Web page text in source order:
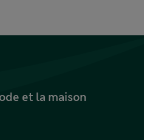
et la maison